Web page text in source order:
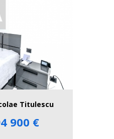
Titulescu
900 €